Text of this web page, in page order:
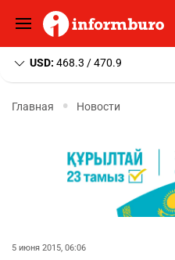
USD: 468.3 / 470.9
Главная Новости
5 июня 2015, 06:06